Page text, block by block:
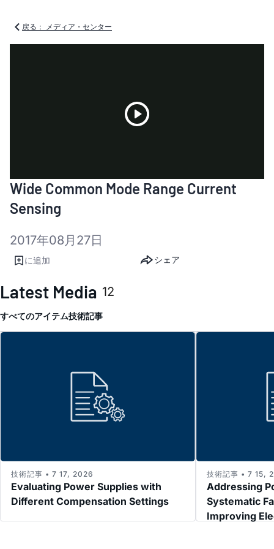
戻る： メディア・センター
Video
Wide Common Mode Range Current
Sensing
2017年08月27日
に追加 シェア
Latest Media 12
すべてのアイテム技術記事
Evaluating Power Supplies with
Different Compensation Settings
技術記事 • 7 17, 2026
Addressing
Systematic
Improving
技術記事 • 7 15,